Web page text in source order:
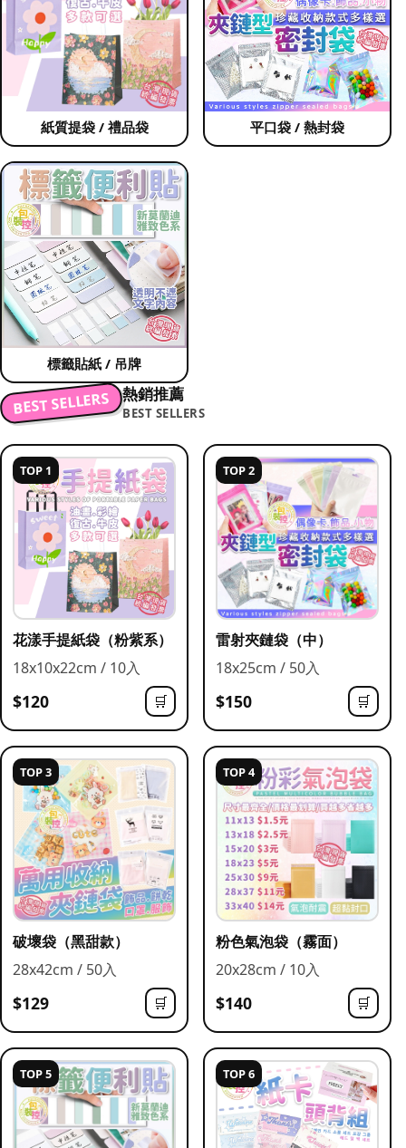
紙質提袋 / 禮品袋 平口袋 / 熱封袋
標籤貼紙 / 吊牌
BEST SELLERS 熱銷推薦
BEST SELLERS
TOP 1
花漾手提紙袋（粉紫系）
18x10x22cm / 10入
$120 🛒
TOP 2
雷射夾鏈袋（中）
18x25cm / 50入
$150 🛒
TOP 3
破壞袋（黑甜款）
28x42cm / 50入
$129 🛒
TOP 4
粉色氣泡袋（霧面）
20x28cm / 10入
$140 🛒
TOP 5 TOP 6